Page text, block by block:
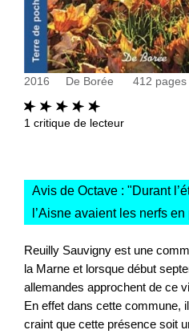
2016 De Borée 412 pages
1 critique de lecteur
Avis de Octave : "Durant
l’Aisne avaient les nerfs
Reuilly Sauvigny est une
la Marne et lorsque début
allemandes approchent de ce
En effet dans cette commune,
craint que cette présence soit